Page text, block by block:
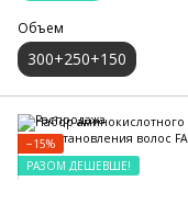
Объем
300+250+150
−15%
РАЗОМ ДЕШЕВШЕ!